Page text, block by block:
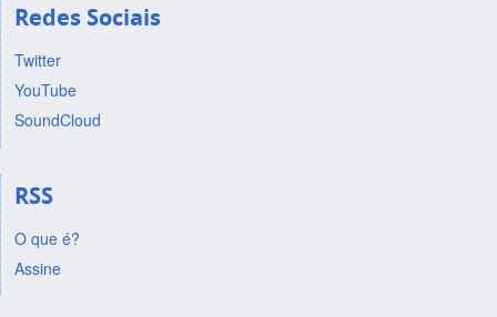
Redes Sociais
Twitter
YouTube
SoundCloud
RSS
O que é?
Assine